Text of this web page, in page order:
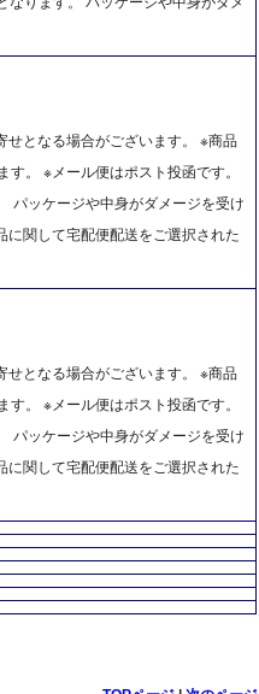
せとなる場合がございます。 ※商品
。 ※メール便はポスト投函です。
パッケージや中身がダメージを受け
関して宅配便配送をご選択された
せとなる場合がございます。 ※商品
。 ※メール便はポスト投函です。
パッケージや中身がダメージを受け
関して宅配便配送をご選択された